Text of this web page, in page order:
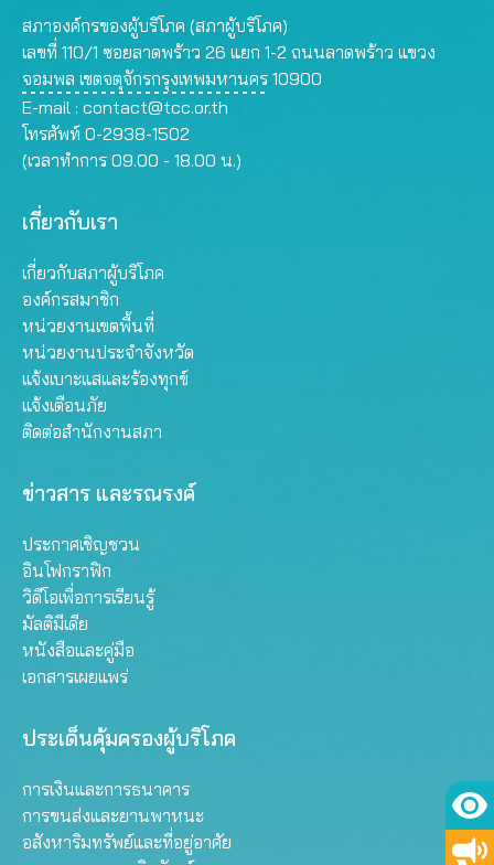
สภาองค์กรของผู้บริโภค (สภาผู้บริโภค)
เลขที่ 110/1 ซอยลาดพร้าว 26 แยก 1-2 ถนนลาดพร้าว แขวง
จอมพล เขตจตุจักรกรุงเทพมหานคร 10900
E-mail : contact@tcc.or.th
โทรศัพท์ 0-2938-1502
(เวลาทำการ 09.00 - 18.00 น.)
เกี่ยวกับเรา
เกี่ยวกับสภาผู้บริโภค
องค์กรสมาชิก
หน่วยงานเขตพื้นที่
หน่วยงานประจำจังหวัด
แจ้งเบาะแสและร้องทุกข์
แจ้งเตือนภัย
ติดต่อสำนักงานสภา
ข่าวสาร และรณรงค์
ประกาศเชิญชวน
อินโฟกราฟิก
วิดีโอเพื่อการเรียนรู้
มัลติมีเดีย
หนังสือและคู่มือ
เอกสารเผยแพร่
ประเด็นคุ้มครองผู้บริโภค
การเงินและการธนาคาร
การขนส่งและยานพาหนะ
อสังหาริมทรัพย์และที่อยู่อาศัย